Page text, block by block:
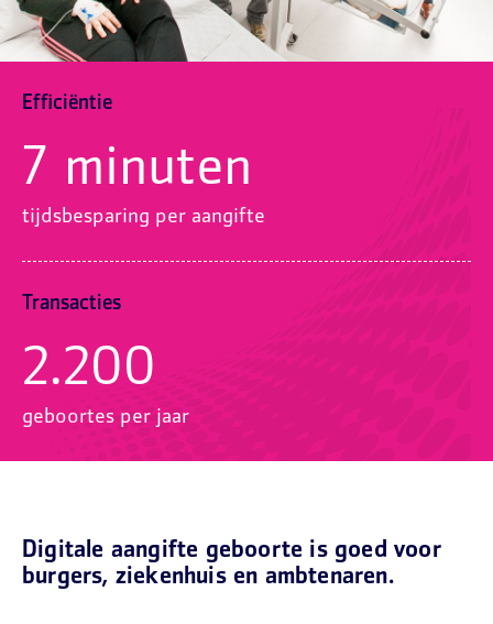
Efficiëntie
7 minuten
tijdsbesparing per aangifte
Transacties
2.200
geboortes per jaar
Digitale aangifte geboorte is goed voor
burgers, ziekenhuis en ambtenaren.